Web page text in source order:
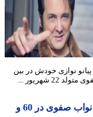
نوازی خودش در بین
...
لوس بازی عجیی ایرج نوذری و حسام نواب صفوی در 60 و